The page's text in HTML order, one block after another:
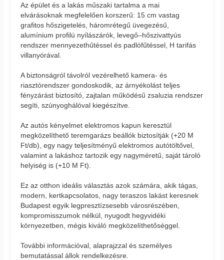
Az épület és a lakás műszaki tartalma a mai
elvárásoknak megfelelően korszerű: 15 cm vastag
grafitos hőszigetelés, háromrétegű üvegezésű,
alumínium profilú nyílászárók, levegő–hőszivattyús
rendszer mennyezethűtéssel és padlófűtéssel, H tarifás
villanyórával.
A biztonságról távolról vezérelhető kamera- és
riasztórendszer gondoskodik, az árnyékolást teljes
fényzárást biztosító, zajtalan működésű zsaluzia rendszer
segíti, szúnyoghálóval kiegészítve.
Az autós kényelmet elektromos kapun keresztül
megközelíthető teremgarázs beállók biztosítják (+20 M
Ft/db), egy nagy teljesítményű elektromos autótöltővel,
valamint a lakáshoz tartozik egy nagyméretű, saját tároló
helyiség is (+10 M Ft).
Ez az otthon ideális választás azok számára, akik tágas,
modern, kertkapcsolatos, nagy teraszos lakást keresnek
Budapest egyik legpresztízsesebb városrészében,
kompromisszumok nélkül, nyugodt hegyvidéki
környezetben, mégis kiváló megközelíthetőséggel.
További információval, alaprajzzal és személyes
bemutatással állok rendelkezésre.